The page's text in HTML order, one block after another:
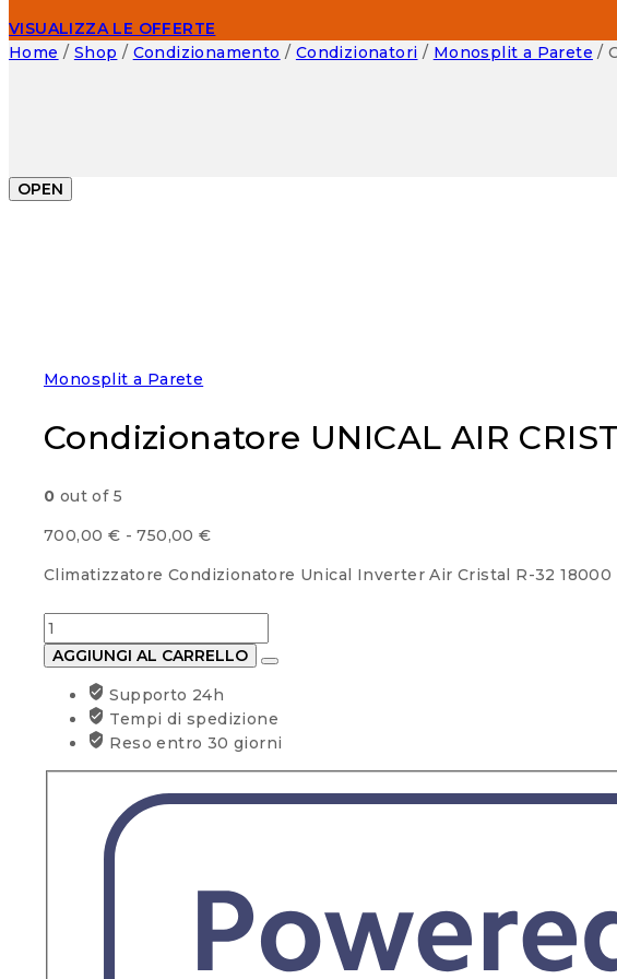
VISUALIZZA LE OFFERTE
Home / Shop / Condizionamento / Condizionatori / Monosplit a Parete /
OPEN
Monosplit a Parete
Condizionatore UNICAL AIR
0 out of 5
700,00 € - 750,00€Fascia
prezzo:
a
Climatizzatore Condizionatore Unical Inverter Air Cristal R-32 18000
Condizionatore
UNICAL
AIR
CRISTAL
18000BTU
quantità
AGGIUNGI AL CARRELLO
Supporto 24h
Tempi di spedizione
Reso entro 30 giorni